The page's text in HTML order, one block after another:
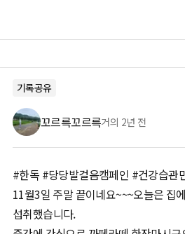
기록공유
꼬르륵꼬르륵거의 2년 전
#한독 #당당발걸음캠페인 #건강습관
11월3일 주말 끝이네요~~~오늘은 집
섭취했습니다.